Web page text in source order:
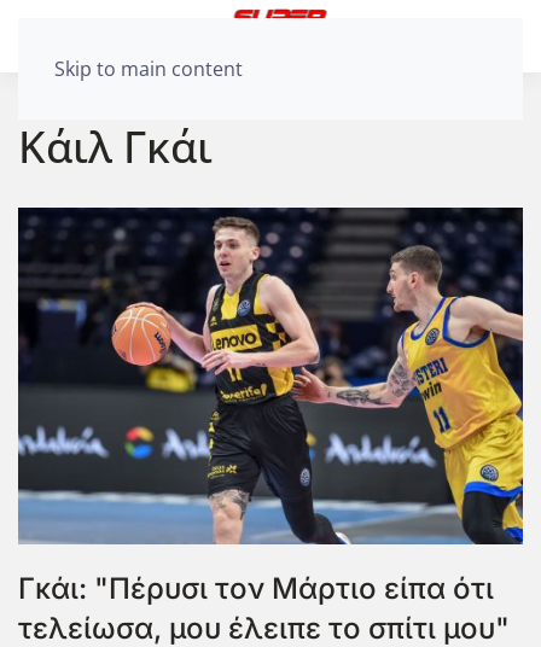
Skip to main content
Κάιλ Γκάι
Γκάι: "Πέρυσι τον Μάρτιο είπα ότι
τελείωσα, μου έλειπε το σπίτι μου"